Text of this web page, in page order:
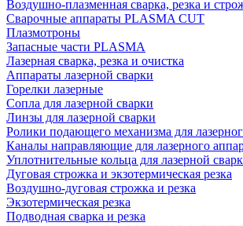
Воздушно-плазменная сварка, резка и
Сварочные аппараты PLASMA CUT
Плазмотроны
Запасные части PLASMA
Лазерная сварка, резка и очистка
Аппараты лазерной сварки
Горелки лазерные
Сопла для лазерной сварки
Линзы для лазерной сварки
Ролики подающего механизма для
Каналы направляющие для лазерного
Уплотнительные кольца для лазерной
Дуговая строжка и экзотермическая резка
Воздушно-дуговая строжка и резка
Экзотермическая резка
Подводная сварка и резка